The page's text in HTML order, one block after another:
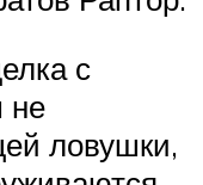
с
не
ловушки,